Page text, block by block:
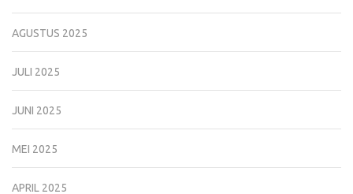
AGUSTUS 2025
JULI 2025
JUNI 2025
MEI 2025
APRIL 2025